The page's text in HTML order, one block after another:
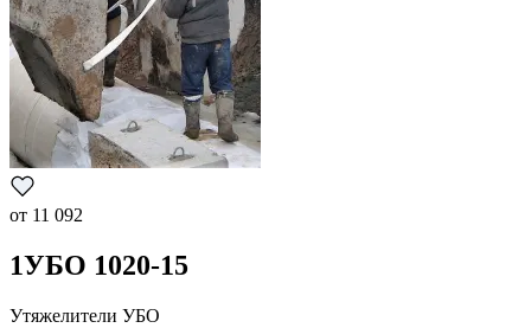
от 11 092
1УБО 1020-15
Утяжелители УБО